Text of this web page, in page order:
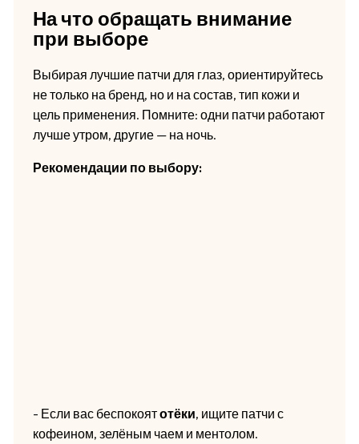
На что обращать внимание
при выборе
Выбирая лучшие патчи для глаз, ориентируйтесь
не только на бренд, но и на состав, тип кожи и
цель применения. Помните: одни патчи работают
лучше утром, другие — на ночь.
Рекомендации по выбору:
- Если вас беспокоятотёки, ищите патчи с
кофеином, зелёным чаем и ментолом.